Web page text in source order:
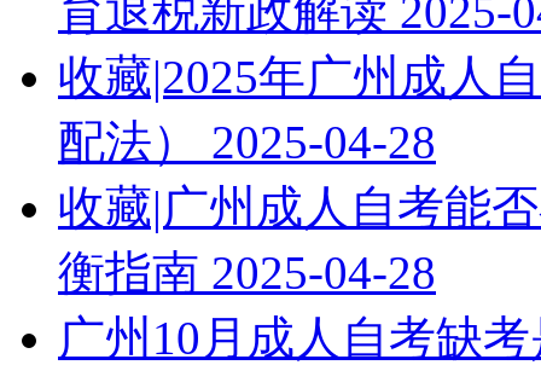
育退税新政解读 2025-
收藏|2025年广州成人
配法）
2025-04-28
收藏|广州成人自考能
衡指南 2025-04-28
广州10月成人自考缺